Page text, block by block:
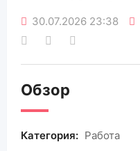
30.07.2026 23:38
Обзор
Категория: Работа